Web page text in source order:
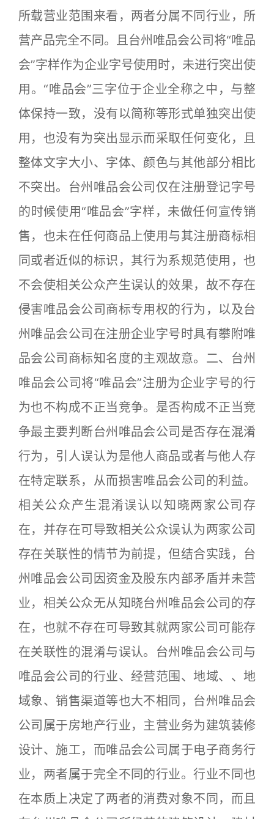
所载营业范围来看，两者分属不同行业，所
营产品完全不同。且台州唯品会公司将“唯品
会”字样作为企业字号使用时，未进行突出使
用。“唯品会”三字位于企业全称之中，与整
体保持一致，没有以简称等形式单独突出使
用，也没有为突出显示而采取任何变化，且
整体文字大小、字体、颜色与其他部分相比
不突出。台州唯品会公司仅在注册登记字号
的时候使用“唯品会”字样，未做任何宣传销
售，也未在任何商品上使用与其注册商标相
同或者近似的标识，其行为系规范使用，也
不会使相关公众产生误认的效果，故不存在
侵害唯品会公司商标专用权的行为，以及台
州唯品会公司在注册企业字号时具有攀附唯
品会公司商标知名度的主观故意。二、台州
唯品会公司将“唯品会”注册为企业字号的行
为也不构成不正当竞争。是否构成不正当竞
争最主要判断台州唯品会公司是否存在混淆
行为，引人误认为是他人商品或者与他人存
在特定联系，从而损害唯品会公司的利益。
相关公众产生混淆误认以知晓两家公司存
在，并存在可导致相关公众误认为两家公司
存在关联性的情节为前提，但结合实践，台
州唯品会公司因资金及股东内部矛盾并未营
业，相关公众无从知晓台州唯品会公司的存
在，也就不存在可导致其就两家公司可能存
在关联性的混淆与误认。台州唯品会公司与
唯品会公司的行业、经营范围、地域、、地
域象、销售渠道等也大不相同，台州唯品会
公司属于房地产行业，主营业务为建筑装修
设计、施工，而唯品会公司属于电子商务行
业，两者属于完全不同的行业。行业不同也
在本质上决定了两者的消费对象不同，而且